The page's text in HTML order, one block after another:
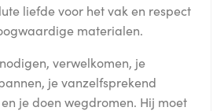
liefde voor het vak en respect
materialen.
verwelkomen, je
je vanzelfsprekend
je doen wegdromen. Hij moet